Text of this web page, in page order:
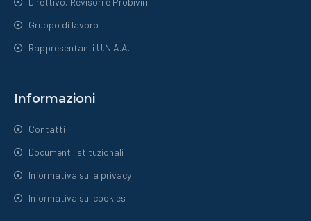
Gruppo di lavoro
Rappresentanti U.N.A.A.
Informazioni
Contatti
Documenti istituzionali
Informativa sulla privacy
Informativa sui cookies